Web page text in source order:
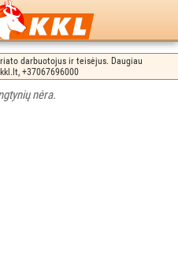
darbuotojus ir teisėjus. Daugiau
+37067696000
nėra.